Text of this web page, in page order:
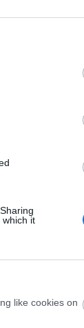
which it
like cookies on